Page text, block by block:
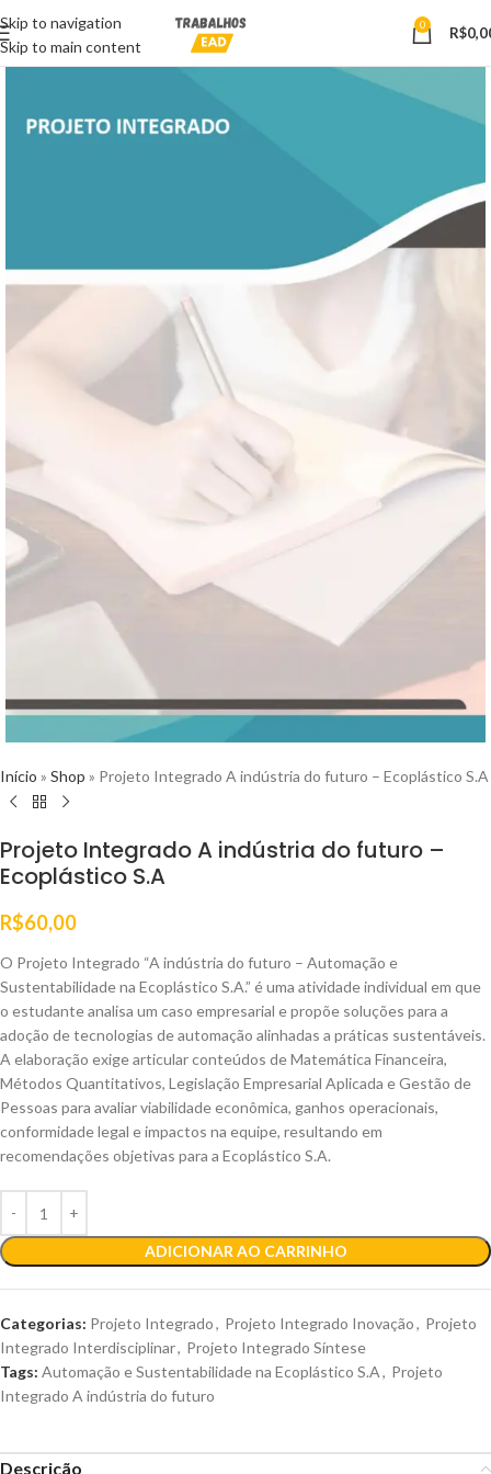
Skip to navigation
Skip to main content
0 R$
Início » Shop » Projeto Integrado A indústria do futuro – Ecoplástico S.A
Projeto Integrado A indústria do futuro –
Ecoplástico S.A
R$60,00
O Projeto Integrado “A indústria do futuro – Automação e
Sustentabilidade na Ecoplástico S.A.” é uma atividade individual em que
o estudante analisa um caso empresarial e propõe soluções para a
adoção de tecnologias de automação alinhadas a práticas sustentáveis.
A elaboração exige articular conteúdos de Matemática Financeira,
Métodos Quantitativos, Legislação Empresarial Aplicada e Gestão de
Pessoas para avaliar viabilidade econômica, ganhos operacionais,
conformidade legal e impactos na equipe, resultando em
recomendações objetivas para a Ecoplástico S.A.
ADICIONAR AO CARRINHO
Categorias: Projeto Integrado, Projeto Integrado Inovação, Projeto
Integrado Interdisciplinar, Projeto Integrado Síntese
Tags: Automação e Sustentabilidade na Ecoplástico S.A, Projeto
Integrado A indústria do futuro
Descrição